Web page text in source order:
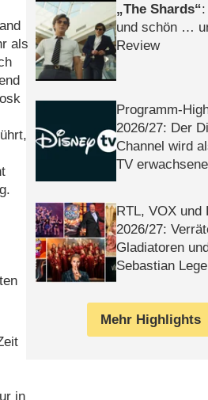
als
in
The Shards
und schön …
Review
Programm-
2026/​27: Der
Channel wird
TV
RTL, VOX und
2026/​27:
Gladiatoren
Sebastian Lege
Mehr Highlights